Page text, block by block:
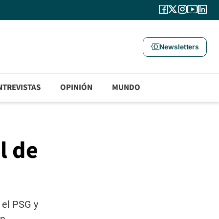
Newsletters
OPINIÓN MUNDO
de
PSG y